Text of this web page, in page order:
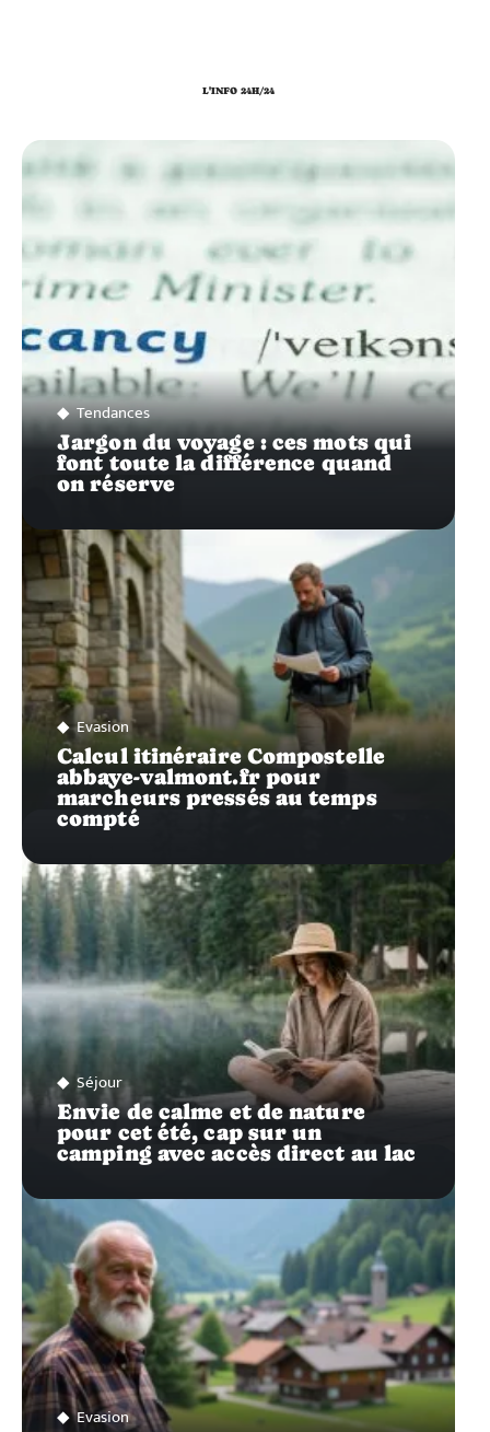
L'INFO 24H/24
Tendances
Jargon du voyage : ces mots qui
font toute la différence quand
on réserve
Evasion
Calcul itinéraire Compostelle
abbaye-valmont.fr pour
marcheurs pressés au temps
compté
Séjour
Envie de calme et de nature
pour cet été, cap sur un
camping avec accès direct au lac
Evasion